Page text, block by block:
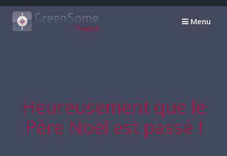
Passer
contenu
Menu
Heureusement que le
Père Noël est passé !